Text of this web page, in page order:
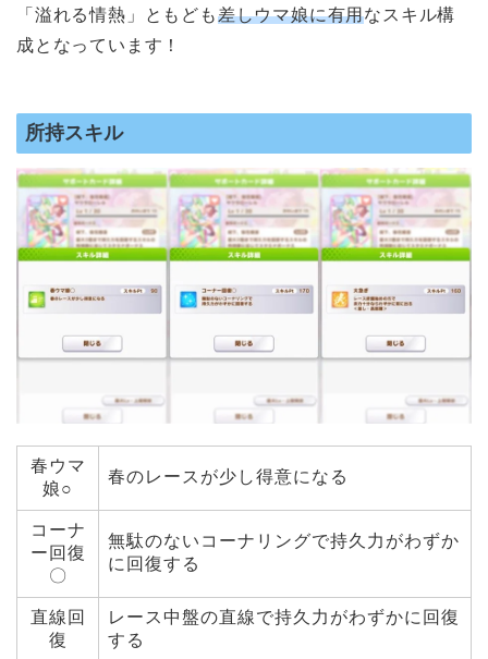
「溢れる情熱」ともども差しウマ娘に有用なスキル構
成となっています！
所持スキル
春ウマ
娘○
春のレースが少し得意になる
コーナ
ー回復
〇
無駄のないコーナリングで持久力がわずか
に回復する
直線回
復
レース中盤の直線で持久力がわずかに回復
する